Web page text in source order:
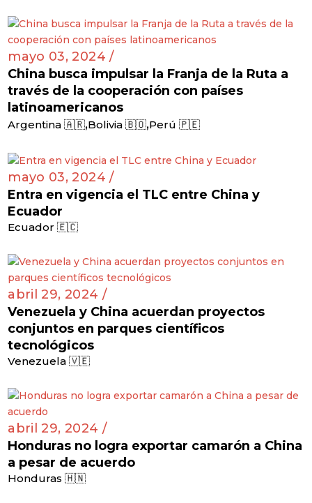
mayo 03, 2024 /
China busca impulsar la Franja de la Ruta a
través de la cooperación con países
latinoamericanos
Argentina 🇦🇷,Bolivia 🇧🇴,Perú 🇵🇪
mayo 03, 2024 /
Entra en vigencia el TLC entre China y
Ecuador
Ecuador 🇪🇨
abril 29, 2024 /
Venezuela y China acuerdan proyectos
conjuntos en parques científicos
tecnológicos
Venezuela 🇻🇪
abril 29, 2024 /
Honduras no logra exportar camarón a China
a pesar de acuerdo
Honduras 🇭🇳